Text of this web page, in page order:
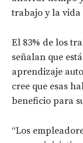
trabajo y la vida
El 83% de los
señalan que
aprendizaje
cree que esas
beneficio para
“Los